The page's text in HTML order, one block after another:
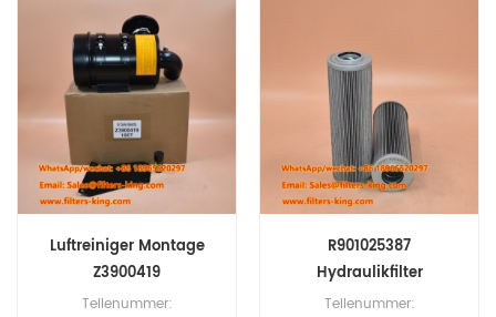
Hydraulikäquivalent zu
0140D010BN4HC
0140D010BN3HC für Hydac
-Hydrauliksysteme.
Luftreiniger Montage
Z3900419
Teilenummer:
R901025387
Hydraulikfilter
20250H10SLB000P
Teilenummer: